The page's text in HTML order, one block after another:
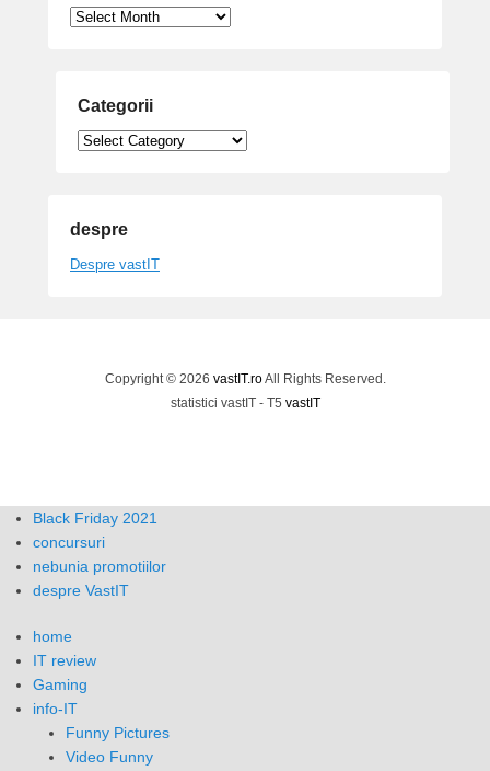
Arhive
Categorii
Categorii
despre
Despre vastIT
Copyright © 2026 vastIT.roAll Rights Reserved.
statistici vastIT - T5 vastIT
Black Friday 2021
concursuri
nebunia promotiilor
despre VastIT
home
IT review
Gaming
info-IT
Funny Pictures
Video Funny